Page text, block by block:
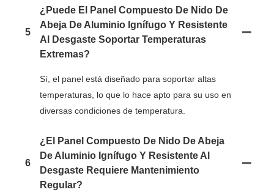
5
¿Puede El Panel Compuesto De Nido De
Abeja De Aluminio Ignífugo Y Resistente
Al Desgaste Soportar Temperaturas
Extremas?
Sí, el panel está diseñado para soportar altas
temperaturas, lo que lo hace apto para su uso en
diversas condiciones de temperatura.
6
¿El Panel Compuesto De Nido De Abeja
De Aluminio Ignífugo Y Resistente Al
Desgaste Requiere Mantenimiento
Regular?